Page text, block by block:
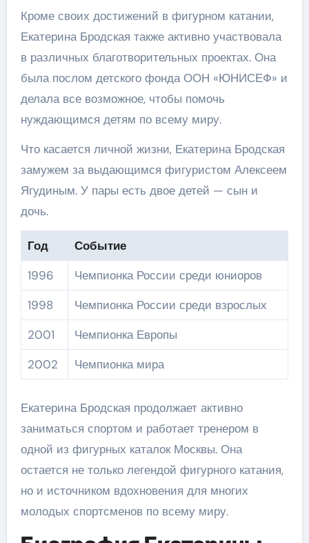
Кроме своих достижений в фигурном катании,
Екатерина Бродская также активно участвовала
в различных благотворительных проектах. Она
была послом детского фонда ООН «ЮНИСЕФ» и
делала все возможное, чтобы помочь
нуждающимся детям по всему миру.
Что касается личной жизни, Екатерина Бродская
замужем за выдающимся фигуристом Алексеем
Ягудиным. У пары есть двое детей — сын и
дочь.
Год
Событие
1996
Чемпионка России среди юниоров
1998
Чемпионка России среди взрослых
2001
Чемпионка Европы
2002
Чемпионка мира
Екатерина Бродская продолжает активно
заниматься спортом и работает тренером в
одной из фигурных каталок Москвы. Она
остается не только легендой фигурного катания,
но и источником вдохновения для многих
молодых спортсменов по всему миру.